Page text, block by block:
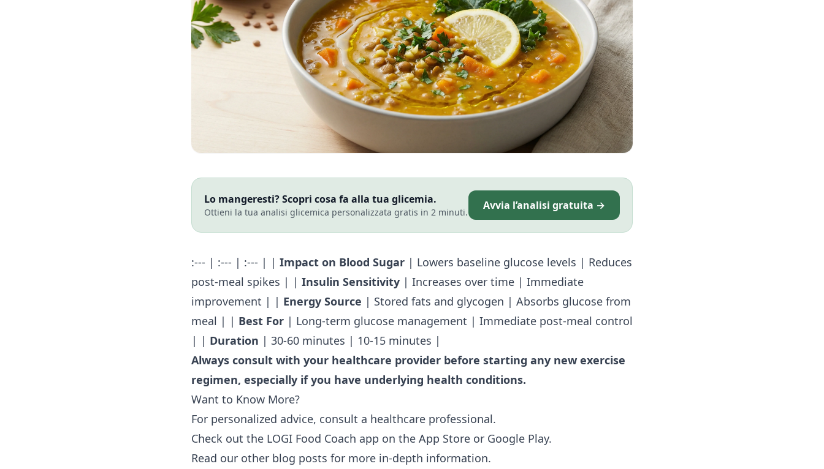
Lo mangeresti? Scopri cosa fa alla tua glicemia.
Ottieni la tua analisi glicemica personalizzata gratis in 2 minuti.
Avvia l’analisi gratuita →
:--- | :--- | :--- | | Impact on Blood Sugar | Lowers baseline glucose levels | Reduces
post-meal spikes | | Insulin Sensitivity | Increases over time | Immediate
improvement | | Energy Source | Stored fats and glycogen | Absorbs glucose from
meal | | Best For | Long-term glucose management | Immediate post-meal control
| | Duration | 30-60 minutes | 10-15 minutes |
Always consult with your healthcare provider before starting any new exercise
regimen, especially if you have underlying health conditions.
Want to Know More?
For personalized advice, consult a healthcare professional.
Check out the LOGI Food Coach app on the App Store or Google Play.
Read our other blog posts for more in-depth information.